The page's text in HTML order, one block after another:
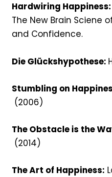
Hardwiring Happiness:
The New Brain Sciene
and Confidence.
Die Glückshypothese:
Stumbling on
(2006)
The Obstacle is the
(2014)
The Art of Happiness: